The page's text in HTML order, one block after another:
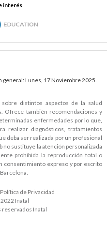
interés
Lunes, 17 Noviembre 2025.
distintos aspectos de la salud
Ofrece también recomendaciones y
enfermedades por lo que,
realizar diagnósticos, tratamientos
deba ser realizada por un profesional
no sustituye la atención personalizada
prohibida la reproducción total o
consentimiento expreso y por escrito
de Privacidad
Inatal
reservados Inatal